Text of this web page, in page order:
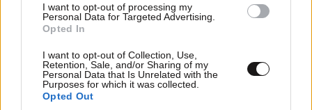
I want to opt-out of processing my
Personal Data for Targeted Advertising.
Opted In
I want to opt-out of Collection, Use,
Retention, Sale, and/or Sharing of my
Personal Data that Is Unrelated with the
Purposes for which it was collected.
Opted Out
Εριέττα Κούρκουλου – Τα 33α γενέθλια και τα
φιλιά με τον Βύρωνα Βασιλειάδη: «Καμία στιγμή
ευτυχίας δεδομένη»